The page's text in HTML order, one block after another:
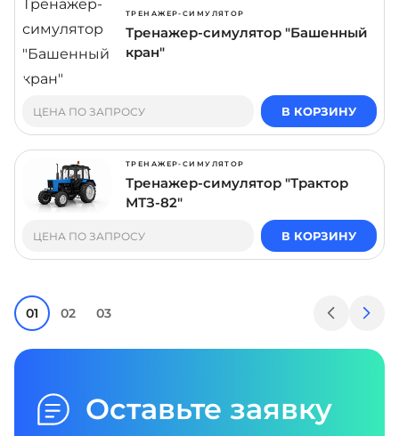
ТРЕНАЖЕР-СИМУЛЯТОР
Тренажер-симулятор "Башенный
кран"
ЦЕНА ПО ЗАПРОСУ В КОРЗИНУ
ТРЕНАЖЕР-СИМУЛЯТОР
Тренажер-симулятор "Трактор
МТЗ-82"
ЦЕНА ПО ЗАПРОСУ В КОРЗИНУ
01 02 03
Оставьте заявку